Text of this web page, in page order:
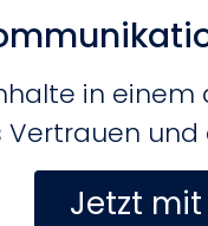
in
Jetzt